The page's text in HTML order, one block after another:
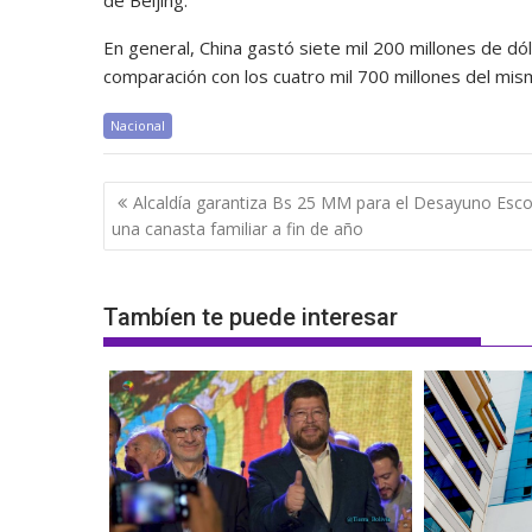
En general, China gastó siete mil 200 millones de
comparación con los cuatro mil 700 millones del
Nacional
Navegación
de
entradas
Alcaldía garantiza Bs 25 MM para el Desayuno
una canasta familiar a fin de año
Tambíen te puede interesar